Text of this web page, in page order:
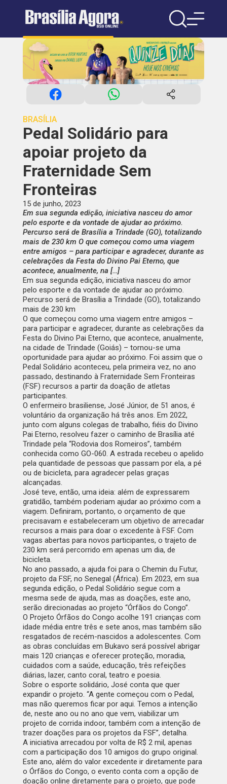
BRASÍLIA
Pedal Solidário para
apoiar projeto da
Fraternidade Sem
Fronteiras
15 de junho, 2023
Em sua segunda edição, iniciativa nasceu do amor
pelo esporte e da vontade de ajudar ao próximo.
Percurso será de Brasília a Trindade (GO), totalizando
mais de 230 km O que começou como uma viagem
entre amigos – para participar e agradecer, durante as
celebrações da Festa do Divino Pai Eterno, que
acontece, anualmente, na […]
Em sua segunda edição, iniciativa nasceu do amor
pelo esporte e da vontade de ajudar ao próximo.
Percurso será de Brasília a Trindade (GO), totalizando
mais de 230 km
O que começou como uma viagem entre amigos –
para participar e agradecer, durante as celebrações da
Festa do Divino Pai Eterno, que acontece, anualmente,
na cidade de Trindade (Goiás) – tornou-se uma
oportunidade para ajudar ao próximo. Foi assim que o
Pedal Solidário aconteceu, pela primeira vez, no ano
passado, destinando à Fraternidade Sem Fronteiras
(FSF) recursos a partir da doação de atletas
participantes.
O enfermeiro brasiliense, José Júnior, de 51 anos, é
voluntário da organização há três anos. Em 2022,
junto com alguns colegas de trabalho, fiéis do Divino
Pai Eterno, resolveu fazer o caminho de Brasília até
Trindade pela “Rodovia dos Romeiros”, também
conhecida como GO-060. A estrada recebeu o apelido
pela quantidade de pessoas que passam por ela, a pé
ou de bicicleta, para agradecer pelas graças
alcançadas.
José teve, então, uma ideia: além de expressarem
gratidão, também poderiam ajudar ao próximo com a
viagem. Definiram, portanto, o orçamento de que
precisavam e estabeleceram um objetivo de arrecadar
recursos a mais para doar o excedente à FSF. Com
vagas abertas para novos participantes, o trajeto de
230 km será percorrido em apenas um dia, de
bicicleta.
No ano passado, a ajuda foi para o Chemin du Futur,
projeto da FSF, no Senegal (África). Em 2023, em sua
segunda edição, o Pedal Solidário segue com a
mesma sede de ajuda, mas as doações, este ano,
serão direcionadas ao projeto “Órfãos do Congo”.
O Projeto Órfãos do Congo acolhe 191 crianças com
idade média entre três e sete anos, mas também são
resgatados de recém-nascidos a adolescentes. Com
as obras concluídas em Bukavo será possível abrigar
mais 120 crianças e oferecer proteção, moradia,
cuidados com a saúde, educação, três refeições
diárias, lazer, canto coral, teatro e poesia.
Sobre o esporte solidário, José conta que quer
expandir o projeto. “A gente começou com o Pedal,
mas não queremos ficar por aqui. Temos a intenção
de, neste ano ou no ano que vem, viabilizar um
projeto de corrida indoor, também com a intenção de
trazer doações para os projetos da FSF”, detalha.
A iniciativa arrecadou por volta de R$ 2 mil, apenas
com a participação dos 10 amigos do grupo original.
Este ano, além do valor excedente ir diretamente para
o Órfãos do Congo, o evento conta com a opção de
doação online diretamente para o projeto, que pode